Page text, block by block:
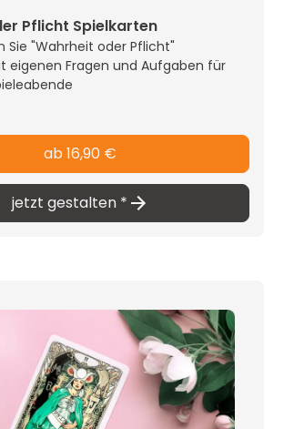
ab 500 Stück geeignet.
hochwertigen Beschaffenheit
für kleinere Auflagen, speziell bei
empfohlen.
Pflicht Spielkarten
Sie "Wahrheit oder Pflicht"
eigenen Fragen und Aufgaben für
ab 16,90 €
jetzt gestalten *